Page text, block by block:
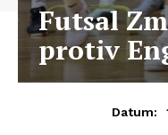
Futsal
protiv
Datum: